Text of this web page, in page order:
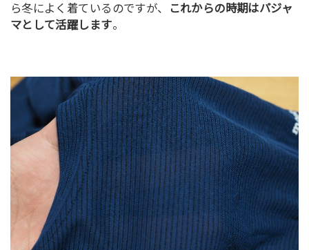
ら冬によく着ているのですが、
これからの時期はパジャ
マとして活躍します。